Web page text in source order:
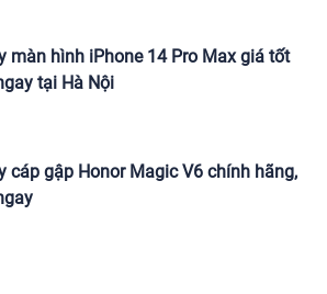
màn hình iPhone 14 Pro Max giá tốt
tại Hà Nội
cáp gập Honor Magic V6 chính hãng,